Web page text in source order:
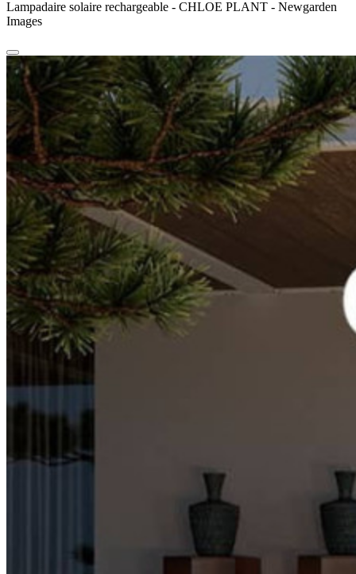
Lampadaire solaire rechargeable - CHLOE PLANT - Newgarden
Images